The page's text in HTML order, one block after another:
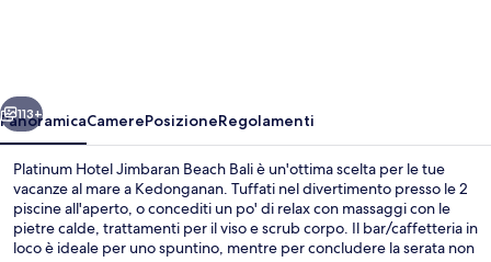
Avanti
113+
PanoramicaCamerePosizioneRegolamenti
Platinum Hotel Jimbaran Beach Bali è un'ottima scelta per le tue
vacanze al mare a Kedonganan. Tuffati nel divertimento presso le 2
piscine all'aperto, o concediti un po' di relax con massaggi con le
pietre calde, trattamenti per il viso e scrub corpo. Il bar/caffetteria in
loco è ideale per uno spuntino, mentre per concludere la serata non